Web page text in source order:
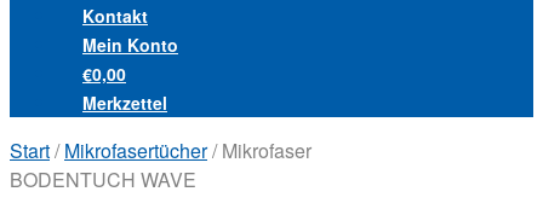
Kontakt
Mein Konto
€0,00
Merkzettel
Start/Mikrofasertücher/ Mikrofaser
BODENTUCH WAVE